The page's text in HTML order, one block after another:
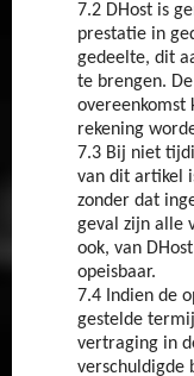
7.2 DHost is
prestatie in
gedeelte, dit
te brengen.
overeenkomst
rekening
7.3 Bij niet
van dit artikel
zonder dat
geval zijn alle
ook, van
opeisbaar.
7.4 Indien de
gestelde
vertraging in
verschuldigde